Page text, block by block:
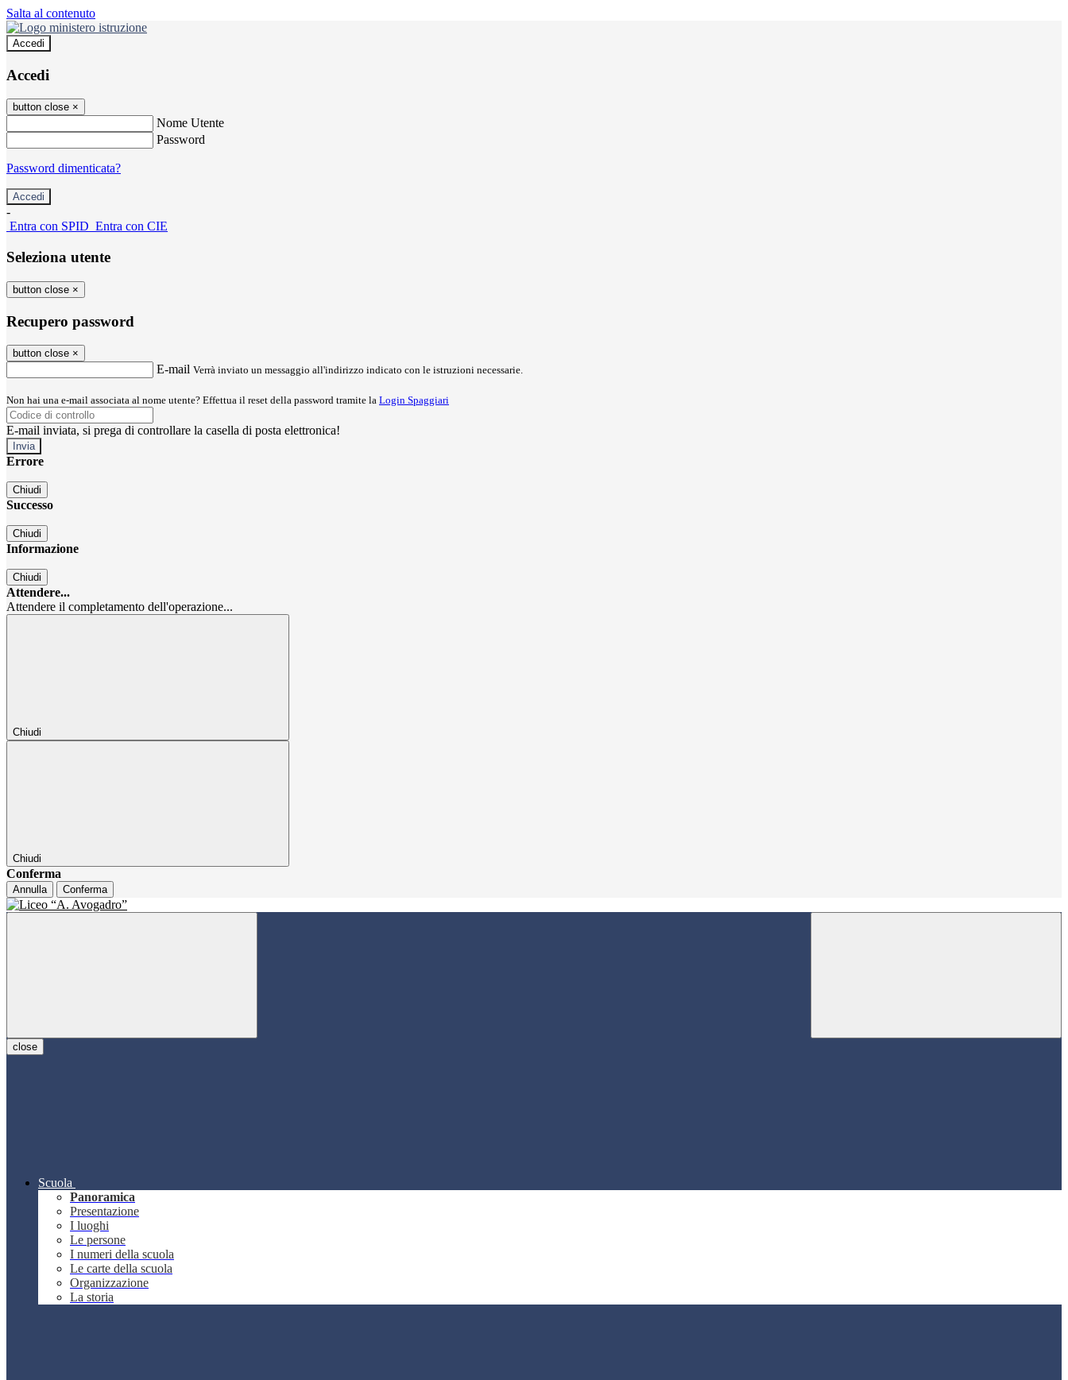
Salta al contenuto
Accedi
Accedi
button close ×
Nome Utente
Password
Password dimenticata?
-
Entra con SPID Entra con CIE
Seleziona utente
button close ×
Recupero password
button close ×
E-mail Verrà inviato un messaggio all'indirizzo indicato con le istruzioni necessarie.
Non hai una e-mail associata al nome utente? Effettua il reset della password tramite la Login Spaggiari
E-mail inviata, si prega di controllare la casella di posta elettronica!
Errore
Chiudi
Successo
Chiudi
Informazione
Chiudi
Attendere...
Attendere il completamento dell'operazione...
Chiudi
Chiudi
Conferma
Annulla Conferma
close
Scuola
Panoramica
Presentazione
I luoghi
Le persone
I numeri della scuola
Le carte della scuola
Organizzazione
La storia